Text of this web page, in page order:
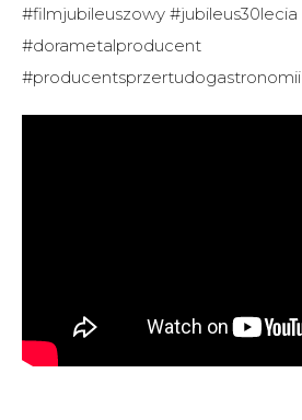
#filmjubileuszowy #jubileus30lecia
#dorametalproducent
#producentsprzertudogastronomii